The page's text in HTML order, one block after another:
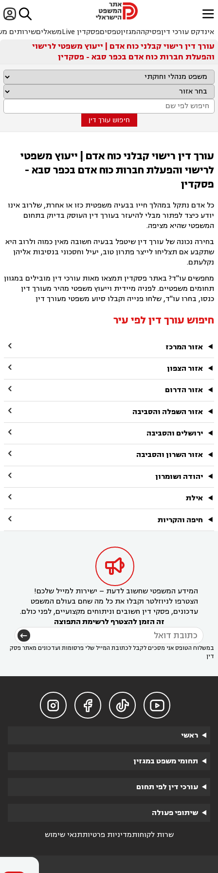

ﱐ
אינדקס עורכי דיןפסיקההמגזיןטפסיםפסקדין Live משאליםשירותים
עורך דין רישוי קבלני כוח אדם | ייעוץ משפטי לרישוי
והפעלת חברות כוח אדם בכפר סבא - פסקדין
חיפוש עורך דין
עורך דין רישוי קבלני כוח אדם | ייעוץ משפטי
לרישוי והפעלת חברות כוח אדם בכפר סבא -
פסקדין
כל אדם נתקל במהלך חייו בבעיה משפטית כזו או אחרת, שלרוב אינו
יודע כיצד לפתור מבלי להיעזר בעורך דין העוסק בדיוק בתחום
המשפטי שהיא מציפה.
בחירה נכונה של עורך דין שיטפל בבעיה חשובה מאין כמוה ולרוב היא
שתקבע אם תצליחו לייצר פתרון טוב, יעיל וחסכוני בנסיבות אליהן
נקלעתם.
מחפשים עו"ד? באתר פסקדין תמצאו מאות עורכי דין מובילים במגוון
תחומים משפטיים. לפניה מיידית וייעוץ משפטי מהיר מעורך דין
כנסו, בחרו עו"ד, שלחו פנייה וקבלו סיוע משפטי מעורך דין
חיפוש עורך דין לפי עיר
אזור המרכז 
אזור הצפון 
אזור הדרום 
אזור השפלה והסביבה 
ירושלים והסביבה 
אזור השרון והסביבה 
יהודה ושומרון 
אילת 
חיפה והקריות 

המידע המשפטי שחשוב לדעת – ישירות למייל שלכם!
הצטרפו לניוזלטר וקבלו את כל מה שחם בעולם המשפט
עדכונים, פסקי דין חשובים וניתוחים מקצועיים, לפני כולם.
זה הזמן להצטרף לרשימת התפוצה
במשלוח הטופס אני מסכים לקבל לכתובת המייל שלי פרסומות ועדכונים מאתר פסק
דין




ראשי
תחומי משפט במגזין
עורכי דין לפי תחום
שיתופי פעולה
שרות לקוחותמדיניות פרטיותתנאי שימוש